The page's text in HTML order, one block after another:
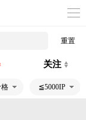
重置
关注
≦5000IP